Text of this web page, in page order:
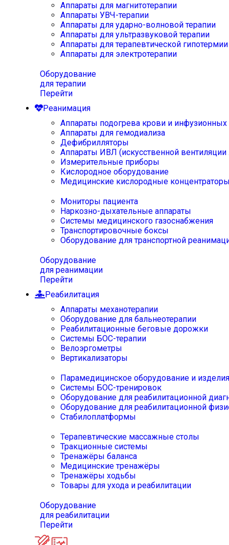
Аппараты для магнитотерапии
Аппараты УВЧ-терапии
Аппараты для ударно-волновой терапии
Аппараты для ультразвуковой терапии
Аппараты для терапевтической
Аппараты для электротерапии
Оборудование
для терапии
Перейти
Реанимация
Аппараты подогрева крови и инфузионных
Аппараты для гемодиализа
Дефибрилляторы
Аппараты ИВЛ (искусственной вентиляции
Измерительные приборы
Кислородное оборудование
Медицинские кислородные
Мониторы пациента
Наркозно-дыхательные аппараты
Системы медицинского газоснабжения
Транспортировочные боксы
Оборудование для транспортной
Оборудование
для реанимации
Перейти
Реабилитация
Аппараты механотерапии
Оборудование для бальнеотерапии
Реабилитационные беговые дорожки
Системы БОС-терапии
Велоэргометры
Вертикализаторы
Парамедицинское оборудование и изделия
Системы БОС-тренировок
Оборудование для реабилитационной
Оборудование для реабилитационной
Стабилоплатформы
Терапевтические массажные столы
Тракционные системы
Тренажёры баланса
Медицинские тренажёры
Тренажёры ходьбы
Товары для ухода и реабилитации
Оборудование
для реабилитации
Перейти